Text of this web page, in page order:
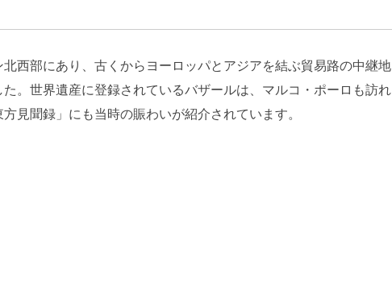
北西部にあり、古くからヨーロッパとアジアを結ぶ貿易路の中継地
た。世界遺産に登録されているバザールは、マルコ・ポーロも訪れ
見聞録」にも当時の賑わいが紹介されています。